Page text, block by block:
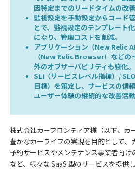
因特定までのリードタイムの改善
監視設定を手動設定からコード
とで、監視設定のテンプレート
になり、管理コストを削減。
アプリケーション（New Relic
（New Relic Browser）などの
外のオブザーバビリティも強化。
SLI（サービスレベル指標）/
目標）を策定し、サービスの信
ユーザー体験の継続的な改善活動
株式会社カーフロンティア様（以下、カ
豊かなカーライフの実現を目的として、
予約サービスやメンテナンス事業者向け
など、様々な SaaS 型のサービスを提供